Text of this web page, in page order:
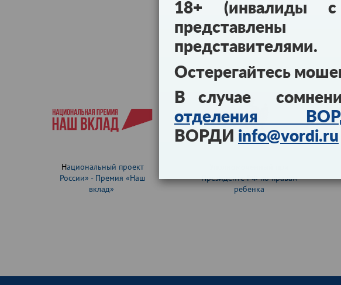
Президенте РФ по правам
ребенка
Национальный проект
России» - Премия «Наш
вклад»
18+ (инвалиды с
представителями.
Остерегайтесь
В случае
отделения
ВОРДИ info@vordi.ru